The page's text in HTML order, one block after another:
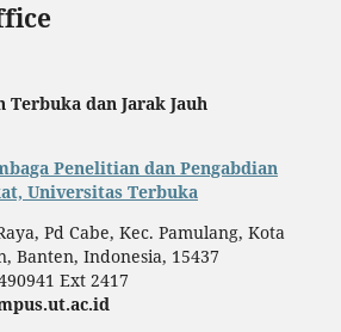
dan Jarak Jauh
Penelitian dan Pengabdian
Universitas Terbuka
Pd Cabe, Kec. Pamulang, Kota
Banten, Indonesia, 15437
Ext 2417